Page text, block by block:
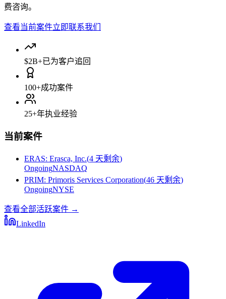
费咨询。
查看当前案件立即联系我们
$2B+已为客户追回
100+成功案件
25+年执业经验
当前案件
ERAS: Erasca, Inc.(4 天剩余)
OngoingNASDAQ
PRIM: Primoris Services Corporation(46 天剩余)
OngoingNYSE
查看全部活跃案件 →
LinkedIn